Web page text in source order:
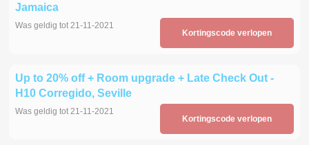
Jamaica
Kortingscode verlopen
Was geldig tot 21-11-2021
Up to 20% off + Room upgrade + Late Check Out -
H10 Corregido, Seville
Kortingscode verlopen
Was geldig tot 21-11-2021